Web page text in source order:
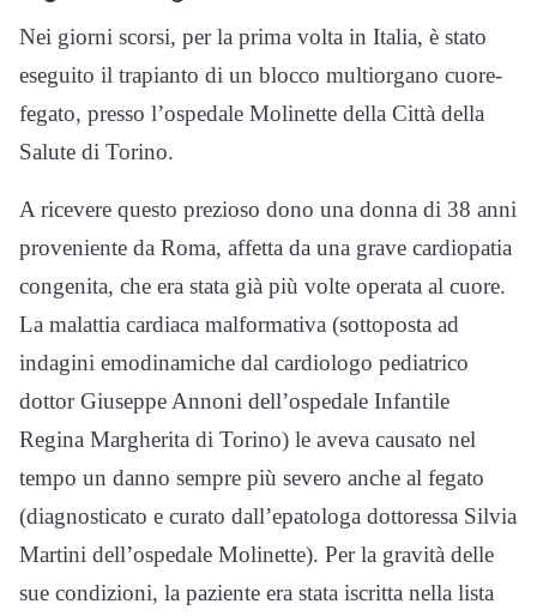
Nei giorni scorsi, per la prima volta in Italia, è stato
eseguito il trapianto di un blocco multiorgano cuore-
fegato, presso l’ospedale Molinette della Città della
Salute di Torino.
A ricevere questo prezioso dono una donna di 38 anni
proveniente da Roma, affetta da una grave cardiopatia
congenita, che era stata già più volte operata al cuore.
La malattia cardiaca malformativa (sottoposta ad
indagini emodinamiche dal cardiologo pediatrico
dottor Giuseppe Annoni dell’ospedale Infantile
Regina Margherita di Torino) le aveva causato nel
tempo un danno sempre più severo anche al fegato
(diagnosticato e curato dall’epatologa dottoressa Silvia
Martini dell’ospedale Molinette). Per la gravità delle
sue condizioni, la paziente era stata iscritta nella lista